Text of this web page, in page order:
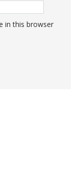
in this browser